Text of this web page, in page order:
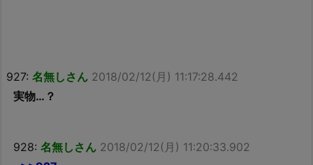
927: 名無しさん 2018/02/12(月) 11:17:28.442
実物…？
928: 名無しさん 2018/02/12(月) 11:20:33.902